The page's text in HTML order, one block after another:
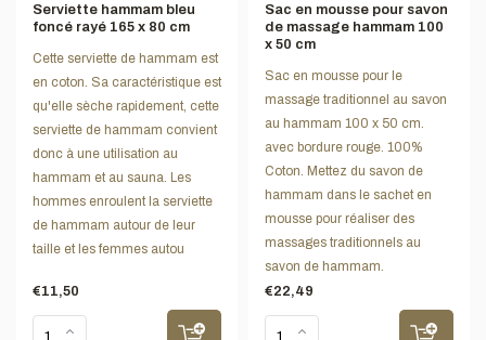
Serviette hammam bleu
foncé rayé 165 x 80 cm
Cette serviette de hammam est
en coton. Sa caractéristique est
qu'elle sèche rapidement, cette
serviette de hammam convient
donc à une utilisation au
hammam et au sauna. Les
hommes enroulent la serviette
de hammam autour de leur
taille et les femmes autou
€11,50
Sac en mousse pour savon
de massage hammam 100
x 50 cm
Sac en mousse pour le
massage traditionnel au savon
au hammam 100 x 50 cm.
avec bordure rouge. 100%
Coton. Mettez du savon de
hammam dans le sachet en
mousse pour réaliser des
massages traditionnels au
savon de hammam.
€22,49